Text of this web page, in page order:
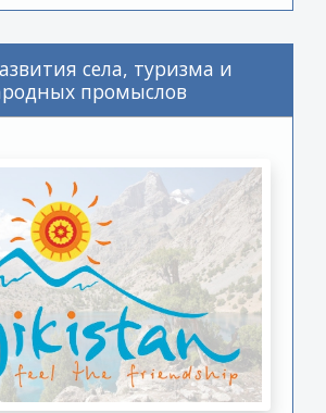
села, туризма и
промыслов